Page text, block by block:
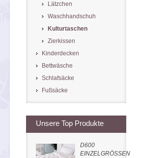
Lätzchen
Waschhandschuh
Kulturtaschen
Zierkissen
Kinderdecken
Bettwäsche
Schlafsäcke
Fußsäcke
Unsere Top Produkte
D600
EINZELGRÖSSEN